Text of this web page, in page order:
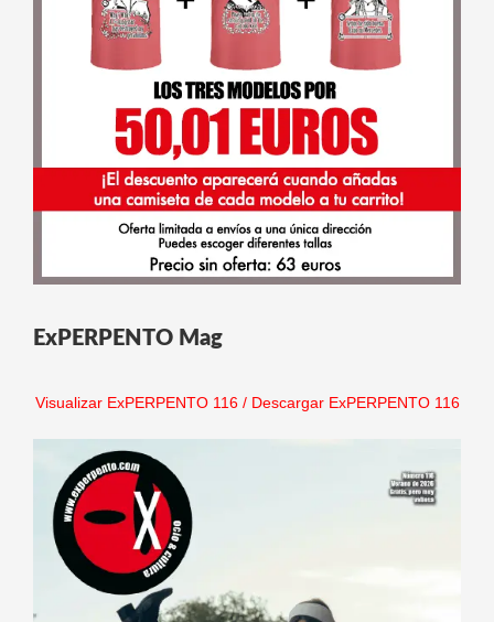
ExPERPENTO Mag
Visualizar ExPERPENTO 116/ Descargar ExPERPENTO 116